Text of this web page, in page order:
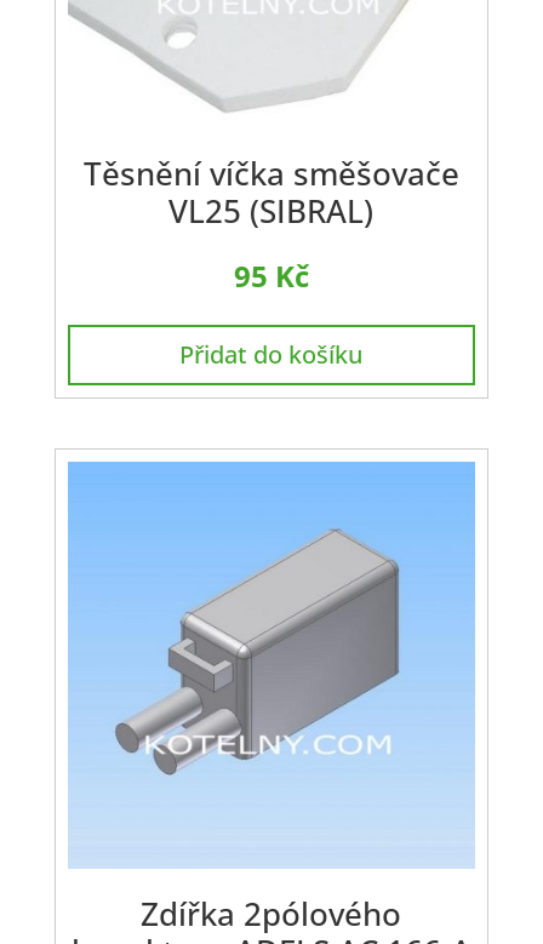
Těsnění víčka směšovače
VL25 (SIBRAL)
95 Kč
Přidat do košíku
Zdířka 2pólového